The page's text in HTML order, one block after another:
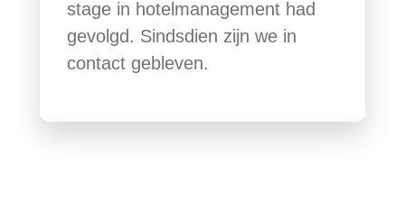
stage in hotelmanagement had
gevolgd. Sindsdien zijn we in
contact gebleven.